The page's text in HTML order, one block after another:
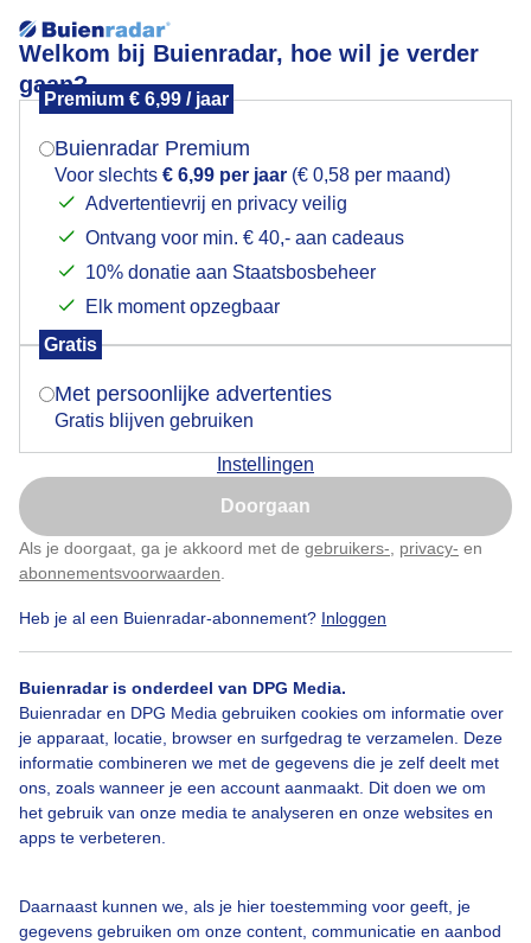
Welkom bij Buienradar, hoe wil je verder
gaan?
Premium € 6,99 / jaar
Buienradar Premium
Voor slechts € 6,99 per jaar (€ 0,58 per maand)
Advertentievrij en privacy veilig
Ontvang voor min. € 40,- aan cadeaus
10% donatie aan Staatsbosbeheer
Elk moment opzegbaar
Gratis
Met persoonlijke advertenties
Gratis blijven gebruiken
Instellingen
Doorgaan
Als je doorgaat, ga je akkoord met de gebruikers- privacy- en
abonnementsvoorwaarden
Heb je al een Buienradar-abonnement? Inloggen
Buienradar is onderdeel van DPG Media.
Buienradar en DPG Media gebruiken cookies om informatie over
je apparaat, locatie, browser en surfgedrag te verzamelen. Deze
informatie combineren we met de gegevens die je zelf deelt met
ons, zoals wanneer je een account aanmaakt. Dit doen we om
het gebruik van onze media te analyseren en onze websites en
apps te verbeteren.
Daarnaast kunnen we, als je hier toestemming voor geeft, je
gegevens gebruiken om onze content, communicatie en aanbod
FW: weerfoto uit `s-Heerenhoek Zeeland 16-1-2026
Door: Piet Grim Gemaakt: 16-01-2026, 14x bekeken
Een moment geduld aub...
Mogen we je locatie gebruiken voor het
Indien je hier nog geen akkoord op hebt gegeven,
verschijnt er zo een pop-up uit je browser waarin
Is goed, toon de popup
Nu niet, misschien later
Klik hierom dit aan te passen